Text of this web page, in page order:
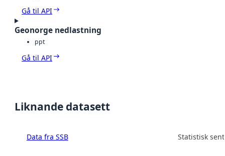
Gå til API
Geonorge nedlastning
ppt
Gå til API
Liknande datasett
Data fra SSB Statistisk